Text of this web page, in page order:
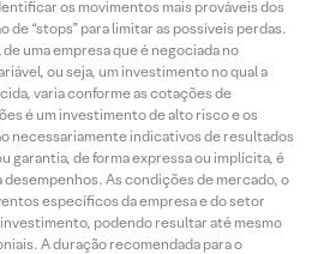
os movimentos mais prováveis dos
“stops” para limitar as possíveis perdas.
uma empresa que é negociada no
ou seja, um investimento no qual a
varia conforme as cotações de
é um investimento de alto risco e os
necessariamente indicativos de resultados
garantia, de forma expressa ou implícita, é
As condições de mercado, o
específicos da empresa e do setor
podendo resultar até mesmo
A duração recomendada para o